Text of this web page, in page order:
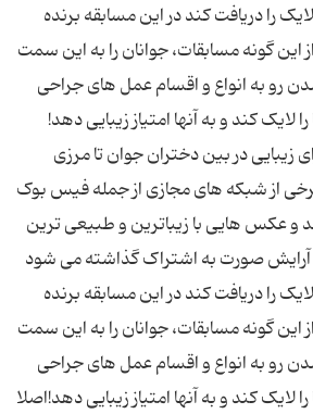
را دریافت کند در این مسابقه برنده
این گونه مسابقات، جوانان را به این سمت
رو به انواع و اقسام عمل های جراحی
زیبایی در بین دختران جوان تا مرزی
از شبکه های مجازی از جمله فیس بوک
و عکس هایی با زیباترین و طبیعی ترین
صورت به اشتراک گذاشته می شود
را دریافت کند در این مسابقه برنده
این گونه مسابقات، جوانان را به این سمت
رو به انواع و اقسام عمل های جراحی
لایک کند و به آنها امتیاز زیبایی دهد!اصلا